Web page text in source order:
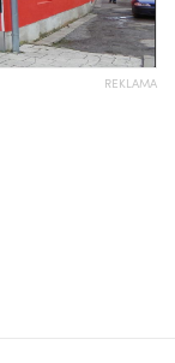
REKLAMA